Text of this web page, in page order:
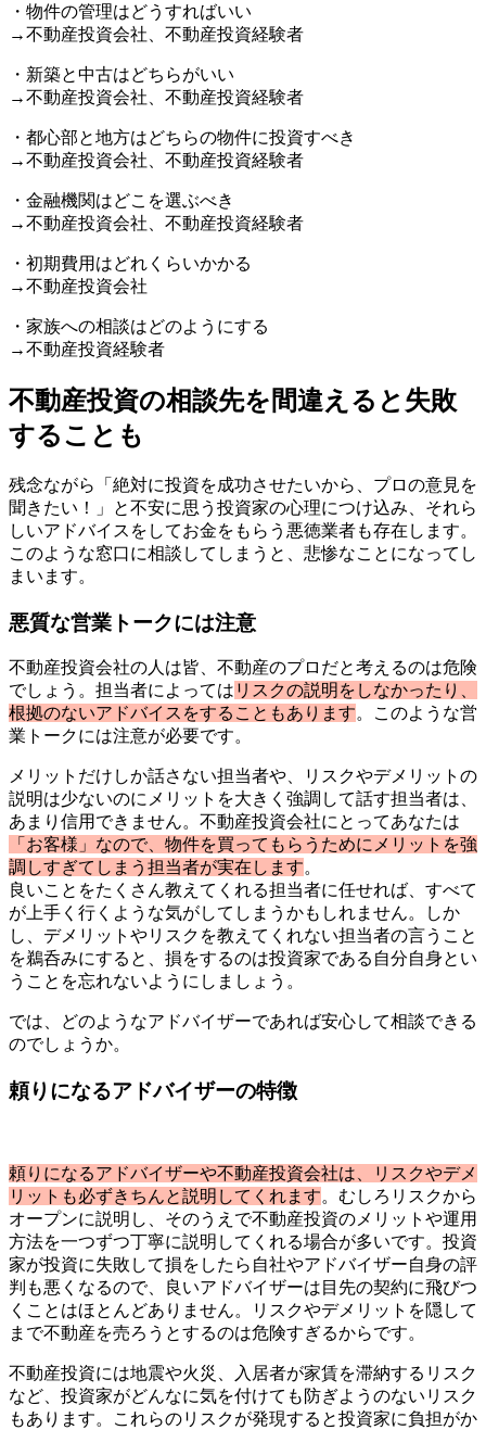
・物件の管理はどうすればいい
→不動産投資会社、不動産投資経験者
・新築と中古はどちらがいい
→不動産投資会社、不動産投資経験者
・都心部と地方はどちらの物件に投資すべき
→不動産投資会社、不動産投資経験者
・金融機関はどこを選ぶべき
→不動産投資会社、不動産投資経験者
・初期費用はどれくらいかかる
→不動産投資会社
・家族への相談はどのようにする
→不動産投資経験者
不動産投資の相談先を間違えると失敗
することも
残念ながら「絶対に投資を成功させたいから、プロの意見を
聞きたい！」と不安に思う投資家の心理につけ込み、それら
しいアドバイスをしてお金をもらう悪徳業者も存在します。
このような窓口に相談してしまうと、悲惨なことになってし
まいます。
悪質な営業トークには注意
不動産投資会社の人は皆、不動産のプロだと考えるのは危険
でしょう。担当者によっては リスクの説明をしなかったり、
根拠のないアドバイスをすることもあります。このような営
業トークには注意が必要です。
メリットだけしか話さない担当者や、リスクやデメリットの
説明は少ないのにメリットを大きく強調して話す担当者は、
あまり信用できません。不動産投資会社にとってあなたは
「お客様」なので、物件を買ってもらうためにメリットを強
調しすぎてしまう担当者が実在します。
良いことをたくさん教えてくれる担当者に任せれば、すべて
が上手く行くような気がしてしまうかもしれません。しか
し、デメリットやリスクを教えてくれない担当者の言うこと
を鵜呑みにすると、損をするのは投資家である自分自身とい
うことを忘れないようにしましょう。
では、どのようなアドバイザーであれば安心して相談できる
のでしょうか。
頼りになるアドバイザーの特徴
頼りになるアドバイザーや不動産投資会社は、リスクやデメ
リットも必ずきちんと説明してくれます。むしろリスクから
オープンに説明し、そのうえで不動産投資のメリットや運用
方法を一つずつ丁寧に説明してくれる場合が多いです。投資
家が投資に失敗して損をしたら自社やアドバイザー自身の評
判も悪くなるので、良いアドバイザーは目先の契約に飛びつ
くことはほとんどありません。リスクやデメリットを隠して
まで不動産を売ろうとするのは危険すぎるからです。
不動産投資には地震や火災、入居者が家賃を滞納するリスク
など、投資家がどんなに気を付けても防ぎようのないリスク
もあります。これらのリスクが発現すると投資家に負担がか